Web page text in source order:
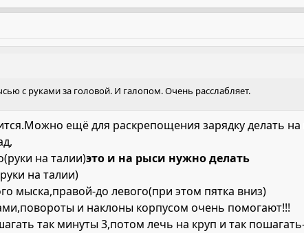
с руками за головой. И галопом. Очень расслабляет.
ещё для раскрепощения зарядку делать на
на талии)это и на рыси нужно делать
на талии)
мыска,правой-до левого(при этом пятка вниз)
и наклоны корпусом очень помогают!!!
так минуты 3,потом лечь на круп и так пошагать-